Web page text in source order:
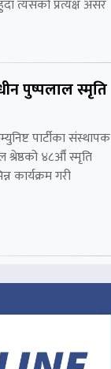
त्यसको प्रत्यक्ष असर
पुष्पलाल स्मृति
पार्टीका संस्थापक
श्रेष्ठको ४८औँ स्मृति
कार्यक्रम गरी